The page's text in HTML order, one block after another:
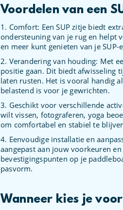
Voordelen van een
1. Comfort: Een SUP zitje biedt
ondersteuning van je rug en helpt
en meer kunt genieten van je SUP-
2. Verandering van houding: Met
positie gaan. Dit biedt afwisseling
laten rusten. Het is vooral handig
belastend is voor je gewrichten.
3. Geschikt voor verschillende
wilt vissen, fotograferen, yoga
om comfortabel en stabiel te
4. Eenvoudige installatie en
aangepast aan jouw voorkeuren
bevestigingspunten op je
pasvorm.
Wanneer kies je